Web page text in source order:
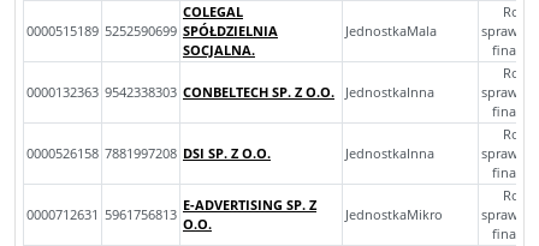
0000515189 5252590699
COLEGAL
SPÓŁDZIELNIA
SOCJALNA.
JednostkaMala
0000132363 9542338303 CONBELTECH SP. Z O.O. JednostkaInna
0000526158 7881997208 DSI SP. Z O.O. JednostkaInna
0000712631 5961756813
E-ADVERTISING SP. Z
O.O.
JednostkaMikro